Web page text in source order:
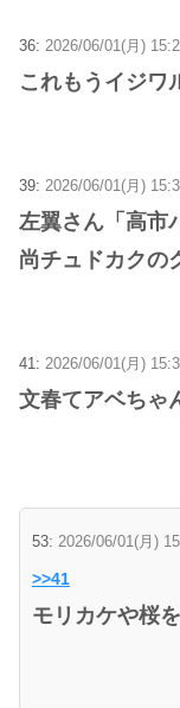
36: 2026/06/01(月)
これもうイジワ
39: 2026/06/01(月)
左翼さん「高市
尚チュドカクの
41: 2026/06/01(月)
文春てアベちゃ
53: 2026/06/01(月)
>>41
モリカケや桜